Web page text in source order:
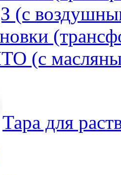
(c
(c
Тара для